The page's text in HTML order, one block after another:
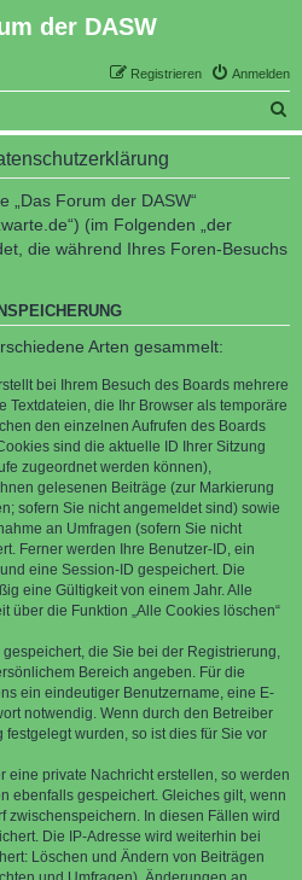
der DASW
Anmelden
Registrieren
u
„Das Forum der DASW“
(im Folgenden „der
die während Ihres Foren-Besuchs
Arten gesammelt:
bei Ihrem Besuch des Boards mehrere
Textdateien, die Ihr Browser als temporäre
den einzelnen Aufrufen des Boards
sind die aktuelle ID Ihrer Sitzung
zugeordnet werden können),
gelesenen Beiträge (zur Markierung
sofern Sie nicht angemeldet sind) sowie
an Umfragen (sofern Sie nicht
Ferner werden Ihre Benutzer-ID, ein
eine Session-ID gespeichert. Die
eine Gültigkeit von einem Jahr. Alle
über die Funktion „Alle Cookies löschen“
die Sie bei der Registrierung,
Bereich angeben. Für die
ein eindeutiger Benutzername, eine E-
notwendig. Wenn durch den Betreiber
wurden, so ist dies für Sie vor
eine private Nachricht erstellen, so werden
ebenfalls gespeichert. Gleiches gilt, wenn
zwischenspeichern. In diesen Fällen wird
Die IP-Adresse wird weiterhin bei
Löschen und Ändern von Beiträgen